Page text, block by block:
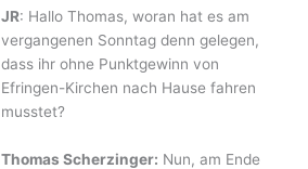
JR: Hallo Thomas, woran hat es am
vergangenen Sonntag denn gelegen,
dass ihr ohne Punktgewinn von
Efringen-Kirchen nach Hause fahren
musstet?
Thomas Scherzinger: Nun, am Ende